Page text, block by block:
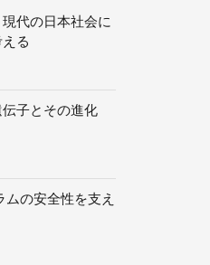
代の日本社会に
る
子とその進化
の安全性を支え